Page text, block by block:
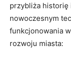
przybliża historię
nowoczesnym
funkcjonowania
rozwoju miasta: